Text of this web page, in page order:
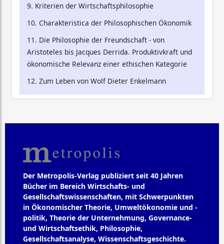
9. Kriterien der Wirtschaftsphilosophie
10. Charakteristica der Philosophischen Ökonomik
11. Die Philosophie der Freundschaft - von
Aristoteles bis Jacques Derrida. Produktivkraft und
ökonomische Relevanz einer ethischen Kategorie
12. Zum Leben von Wolf Dieter Enkelmann
Der Metropolis-Verlag publiziert seit 40 Jahren
Bücher im Bereich Wirtschafts- und
Gesellschaftswissenschaften, mit Schwerpunkten
in Ökonomischer Theorie, Umweltökonomie und -
politik, Theorie der Unternehmung, Governance-
und Wirtschaftsethik, Philosophie,
Gesellschaftsanalyse, Wissenschaftsgeschichte.